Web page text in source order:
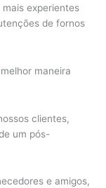
experientes
de fornos
maneira
clientes,
um pós-
e amigos,